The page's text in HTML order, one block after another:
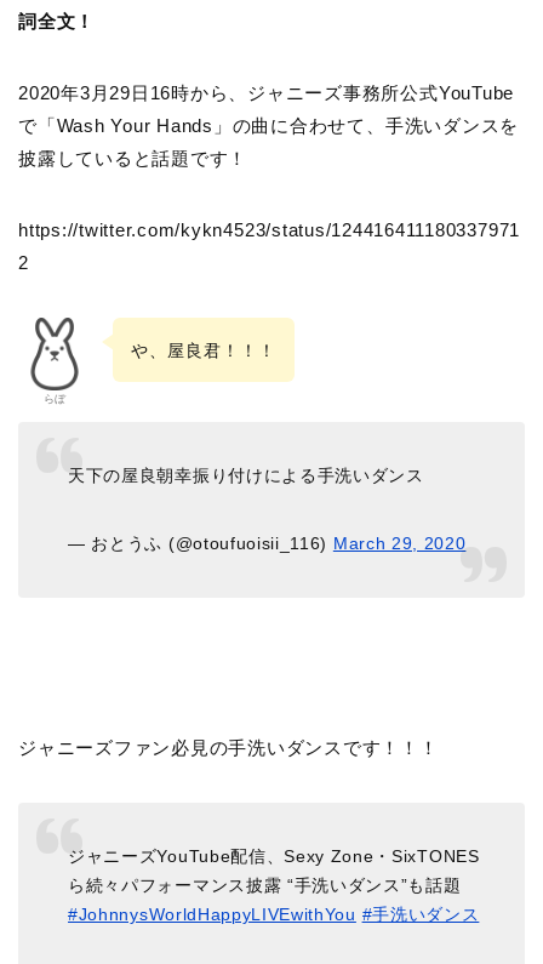
詞全文！
2020年3月29日16時から、ジャニーズ事務所公式YouTube
で「Wash Your Hands」の曲に合わせて、手洗いダンスを
披露していると話題です！
https://twitter.com/kykn4523/status/124416411180337971
2
らぼ
や、屋良君！！！
天下の屋良朝幸振り付けによる手洗いダンス
— おとうふ (@otoufuoisii_116) March 29, 2020
ジャニーズファン必見の手洗いダンスです！！！
ジャニーズYouTube配信、Sexy Zone・SixTONES
ら続々パフォーマンス披露 “手洗いダンス”も話題
#JohnnysWorldHappyLIVEwithYou #手洗いダンス